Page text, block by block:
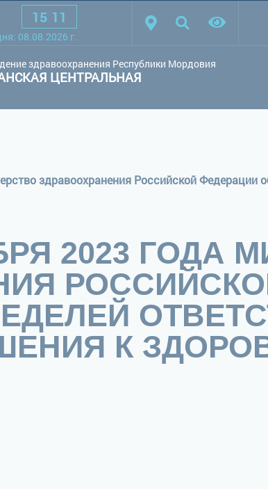
Белая схема Черная схема Обычный сайт
15 11
08.08.2026 г.
здравоохранения Республики Мордовия
ЦЕНТРАЛЬНАЯ
2023 ГОДА
К